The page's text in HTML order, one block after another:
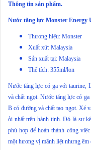
Thông tin sản phẩm.
Nước tăng lực Monster Energy
Thương hiệu: Monster
Xuất xứ: Malaysia
Sản xuất tại: Malaysia
Thể tích: 355ml/lon
Nước tăng lực có ga với taurine,
và chất ngọt. Nước tăng lực có
B có đường và chất tạo ngọt. Xé
ỏi nhất trên hành tinh. Đó là sự
phù hợp để hoàn thành công
một hương vị mãnh liệt nhưng êm